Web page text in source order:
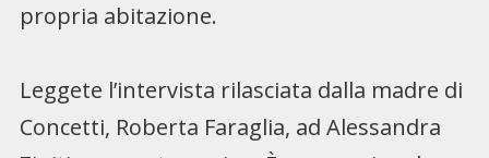
propria abitazione.
Leggete l’intervista rilasciata dalla madre di
Concetti, Roberta Faraglia, ad Alessandra